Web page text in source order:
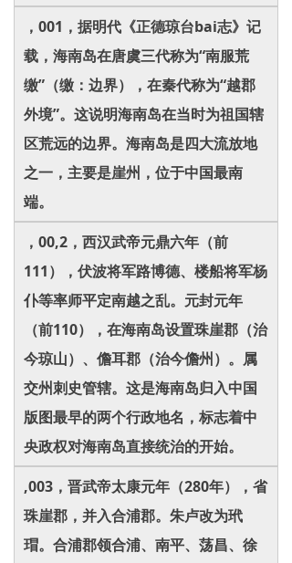
，001，据明代《正德琼台bai志》记
载，海南岛在唐虞三代称为“南服荒
缴”（缴：边界），在秦代称为“越郡
外境”。这说明海南岛在当时为祖国辖
区荒远的边界。海南岛是四大流放地
之一，主要是崖州，位于中国最南
端。
，00,2，西汉武帝元鼎六年（前
111），伏波将军路博德、楼船将军杨
仆等率师平定南越之乱。元封元年
（前110），在海南岛设置珠崖郡（治
今琼山）、儋耳郡（治今儋州）。属
交州刺史管辖。这是海南岛归入中国
版图最早的两个行政地名，标志着中
央政权对海南岛直接统治的开始。
,003，晋武帝太康元年（280年），省
珠崖郡，并入合浦郡。朱卢改为玳
瑁。合浦郡领合浦、南平、荡昌、徐